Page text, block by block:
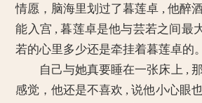
情愿，脑海里划过了暮莲卓 , 他醉
能入宫 , 暮莲卓是他与芸若之间最
若的心里多少还是牵挂着暮莲卓的。
自己与她真要睡在一张床上 , 那
感觉，他还是不喜欢 , 说他小心眼